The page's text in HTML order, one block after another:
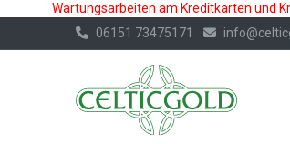
Wartungsarbeiten am Kreditkarten und
06151 73475171